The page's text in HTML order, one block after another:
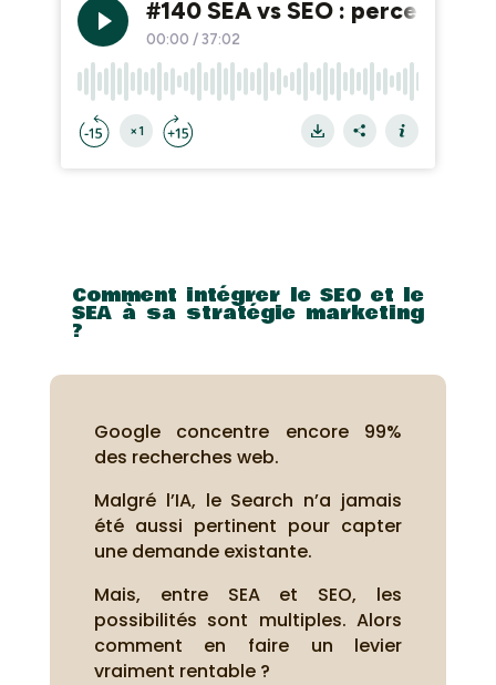
Comment intégrer le SEO et le
SEA à sa stratégie marketing
?
Google concentre encore 99%
des recherches web.
Malgré l’IA, le Search n’a jamais
été aussi pertinent pour capter
une demande existante.
Mais, entre SEA et SEO, les
possibilités sont multiples. Alors
comment en faire un levier
vraiment rentable ?